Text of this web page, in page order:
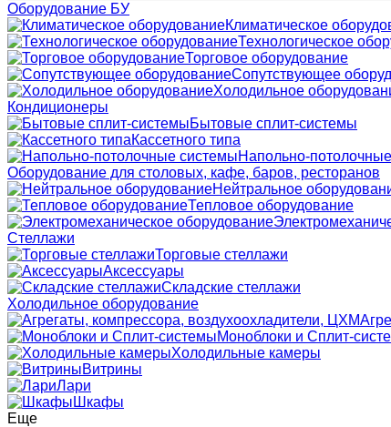
Оборудование БУ
Климатическое
Технологическое
Торговое оборудование
Сопутствующее
Холодильное
Кондиционеры
Бытовые сплит-системы
Кассетного типа
Напольно-
Оборудование для столовых, кафе, баров, ресторанов
Нейтральное
Тепловое оборудование
Стеллажи
Торговые стеллажи
Аксессуары
Складские стеллажи
Холодильное оборудование
Моноблоки и Сплит-
Холодильные камеры
Витрины
Лари
Шкафы
Еще